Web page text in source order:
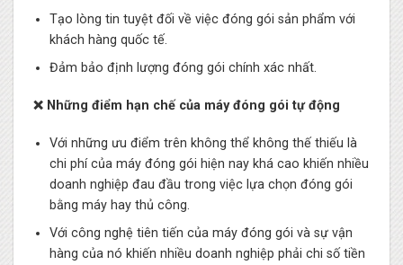
Tạo lòng tin tuyệt đối về việc đóng gói sản phẩm với
khách hàng quốc tế.
Đảm bảo định lượng đóng gói chính xác nhất.
❌ Những điểm hạn chế của máy đóng gói tự động
Với những ưu điểm trên không thể không thế thiếu là
chi phí của máy đóng gói hiện nay khá cao khiến nhiều
doanh nghiệp đau đầu trong việc lựa chọn đóng gói
bằng máy hay thủ công.
Với công nghệ tiên tiến của máy đóng gói và sự vận
hàng của nó khiến nhiều doanh nghiệp phải chi số tiền